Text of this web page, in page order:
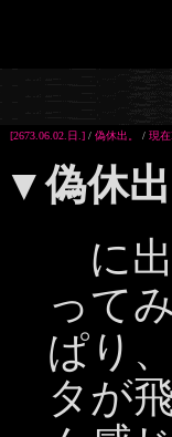
[2673.06.02.日.] / 偽休出。 / 現
▼偽休
に出
って
ぱり
タが